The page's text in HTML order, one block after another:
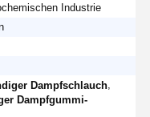
Industrie
Dampfschlauch
Dampfgummi-